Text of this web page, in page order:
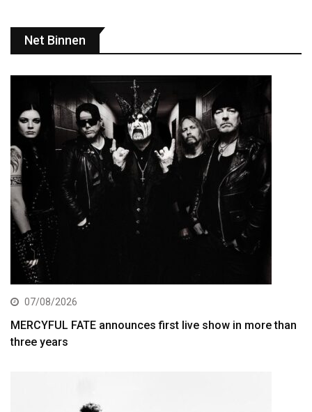
Net Binnen
07/08/2026
MERCYFUL FATE announces first live show in more than
three years